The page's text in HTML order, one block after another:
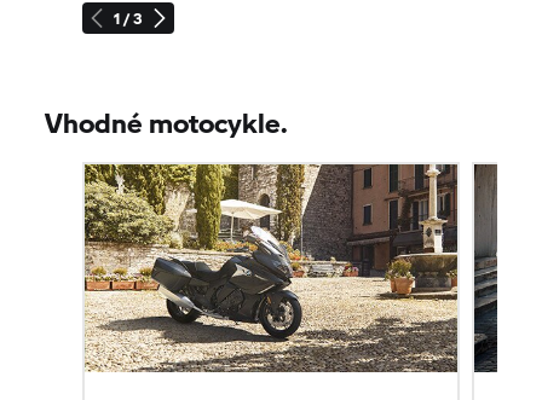
1 / 3
Vhodné motocykle.